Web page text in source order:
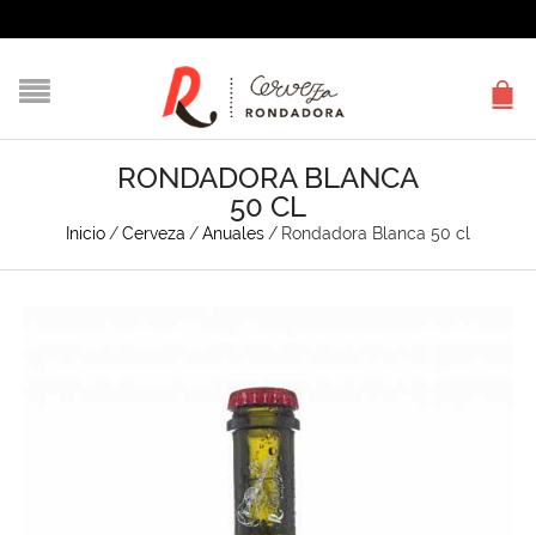
RONDADORA BLANCA
50 CL
Inicio /Cerveza /Anuales / Rondadora Blanca 50 cl